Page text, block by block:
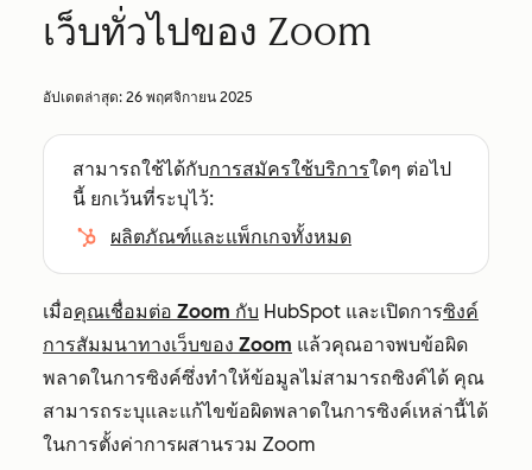
เว็บทั่วไปของ Zoom
อัปเดตล่าสุด: 26 พฤศจิกายน 2025
สามารถใช้ได้กับการสมัครใช้บริการใดๆ ต่อไป
นี้ ยกเว้นที่ระบุไว้:
ผลิตภัณฑ์และแพ็กเกจทั้งหมด
เมื่อคุณเชื่อมต่อ Zoom กับ HubSpot และเปิดการซิงค์
การสัมมนาทางเว็บของ Zoom แล้วคุณอาจพบข้อผิด
พลาดในการซิงค์ซึ่งทำให้ข้อมูลไม่สามารถซิงค์ได้ คุณ
สามารถระบุและแก้ไขข้อผิดพลาดในการซิงค์เหล่านี้ได้
ในการตั้งค่าการผสานรวม Zoom